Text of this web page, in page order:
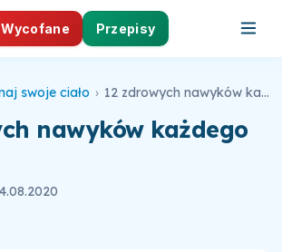
Wycofane Przepisy
swoje ciało › 12 zdrowych nawyków każdego dnia
nawyków każdego